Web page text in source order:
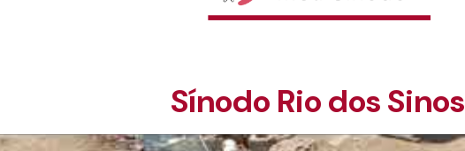
Sínodo Rio dos Sinos